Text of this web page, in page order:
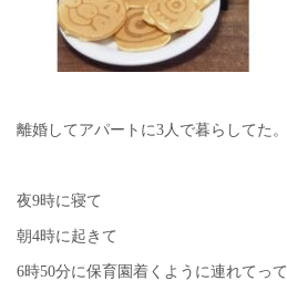
離婚してアパートに3人で暮らしてた。
夜9時に寝て
朝4時に起きて
6時50分に保育園着くように連れてって